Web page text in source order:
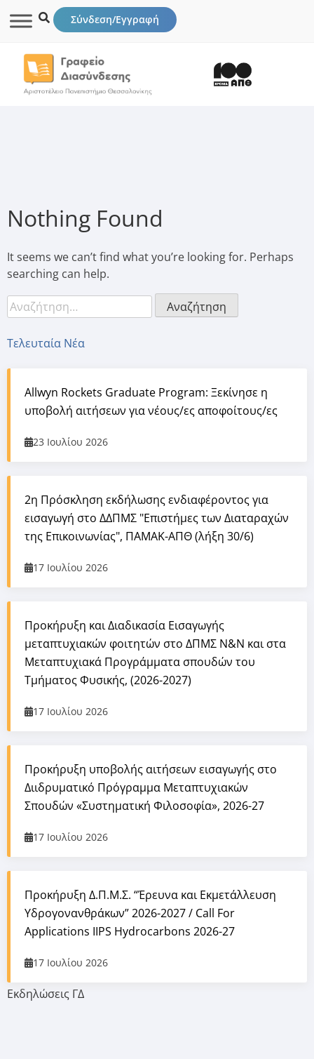
Σύνδεση/Εγγραφή
Nothing Found
It seems we can’t find what you’re looking for. Perhaps
searching can help.
Τελευταία Νέα
Εκδηλώσεις ΓΔ
Allwyn Rockets Graduate Program: Ξεκίνησε η
υποβολή αιτήσεων για νέους/ες αποφοίτους/ες
23 Ιουλίου 2026
2η Πρόσκληση εκδήλωσης ενδιαφέροντος για
εισαγωγή στο ΔΔΠΜΣ "Επιστήμες των Διαταραχών
της Επικοινωνίας", ΠΑΜΑΚ-ΑΠΘ (λήξη 30/6)
17 Ιουλίου 2026
Προκήρυξη και Διαδικασία Εισαγωγής
μεταπτυχιακών φοιτητών στο ΔΠΜΣ Ν&Ν και στα
Μεταπτυχιακά Προγράμματα σπουδών του
Τμήματος Φυσικής, (2026-2027)
17 Ιουλίου 2026
Προκήρυξη υποβολής αιτήσεων εισαγωγής στο
Διιδρυματικό Πρόγραμμα Μεταπτυχιακών
Σπουδών «Συστηματική Φιλοσοφία», 2026-27
17 Ιουλίου 2026
Προκήρυξη Δ.Π.Μ.Σ. “Έρευνα και Εκμετάλλευση
Υδρογονανθράκων” 2026-2027 / Call For
Applications IIPS Hydrocarbons 2026-27
17 Ιουλίου 2026